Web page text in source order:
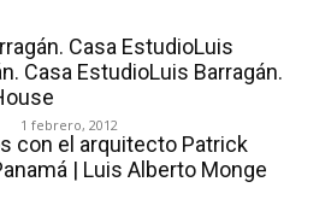
Casa EstudioLuis
Casa EstudioLuis Barragán.
1 febrero, 2012
con el arquitecto Patrick
| Luis Alberto Monge